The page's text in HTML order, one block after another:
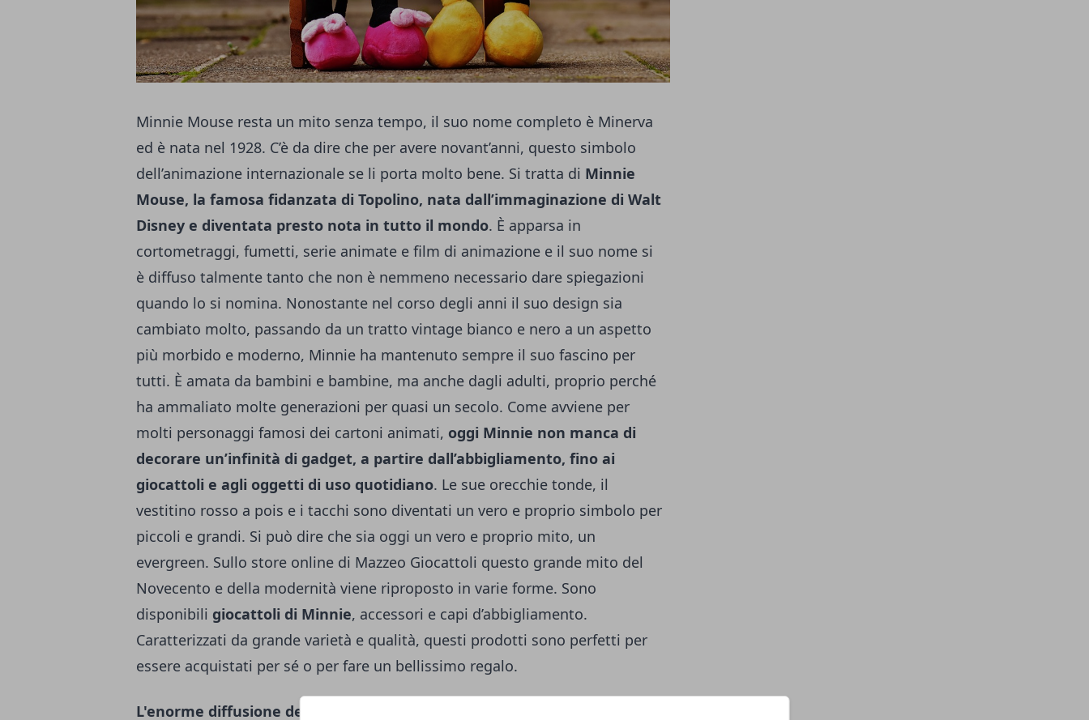
Minnie Mouse resta un mito senza tempo, il suo nome completo è Minerva
ed è nata nel 1928. C’è da dire che per avere novant’anni, questo simbolo
dell’animazione internazionale se li porta molto bene. Si tratta di Minnie
Mouse, la famosa fidanzata di Topolino, nata dall’immaginazione di Walt
Disney e diventata presto nota in tutto il mondo. È apparsa in
cortometraggi, fumetti, serie animate e film di animazione e il suo nome si
è diffuso talmente tanto che non è nemmeno necessario dare spiegazioni
quando lo si nomina. Nonostante nel corso degli anni il suo design sia
cambiato molto, passando da un tratto vintage bianco e nero a un aspetto
più morbido e moderno, Minnie ha mantenuto sempre il suo fascino per
tutti. È amata da bambini e bambine, ma anche dagli adulti, proprio perché
ha ammaliato molte generazioni per quasi un secolo. Come avviene per
molti personaggi famosi dei cartoni animati, oggi Minnie non manca di
decorare un’infinità di gadget, a partire dall’abbigliamento, fino ai
giocattoli e agli oggetti di uso quotidiano. Le sue orecchie tonde, il
vestitino rosso a pois e i tacchi sono diventati un vero e proprio simbolo per
piccoli e grandi. Si può dire che sia oggi un vero e proprio mito, un
evergreen. Sullo store online di Mazzeo Giocattoli questo grande mito del
Novecento e della modernità viene riproposto in varie forme. Sono
disponibili giocattoli di Minnie, accessori e capi d’abbigliamento.
Caratterizzati da grande varietà e qualità, questi prodotti sono perfetti per
essere acquistati per sé o per fare un bellissimo regalo.
L'enorme diffusione del personaggio di Minnie